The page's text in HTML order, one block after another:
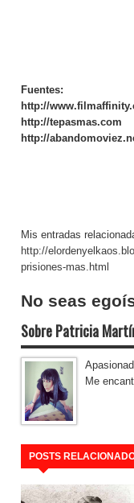
Fuentes:
http://
http://tepasmas.com
http://
Mis entradas
http://
prisiones-mas.html
No seas
Sobre Patricia
Me
POSTS